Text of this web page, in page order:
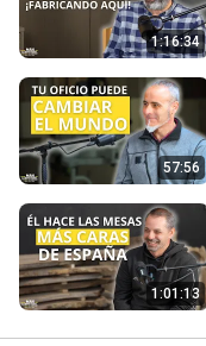
1:16:34
57:56
1:01:13